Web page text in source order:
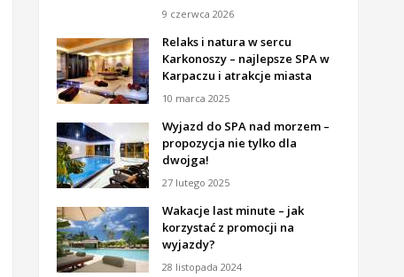
9 czerwca 2026
Relaks i natura w sercu
Karkonoszy – najlepsze SPA w
Karpaczu i atrakcje miasta
10 marca 2025
Wyjazd do SPA nad morzem –
propozycja nie tylko dla
dwojga!
27 lutego 2025
Wakacje last minute – jak
korzystać z promocji na
wyjazdy?
28 listopada 2024